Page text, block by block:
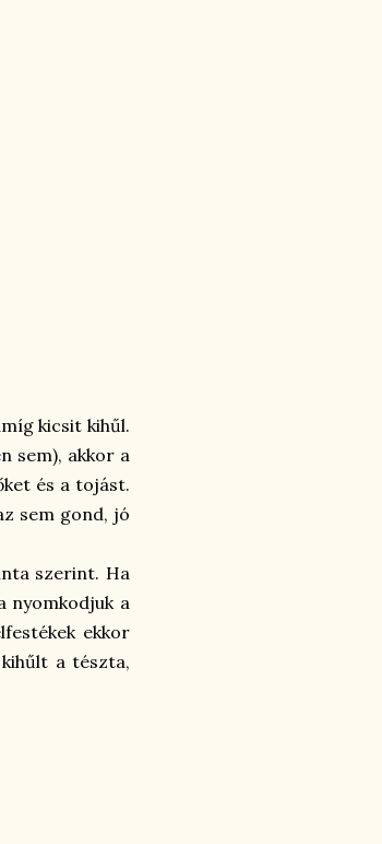
kicsit kihűl.
sem), akkor a
és a tojást.
sem gond, jó
szerint. Ha
nyomkodjuk a
ekkor
a tészta,